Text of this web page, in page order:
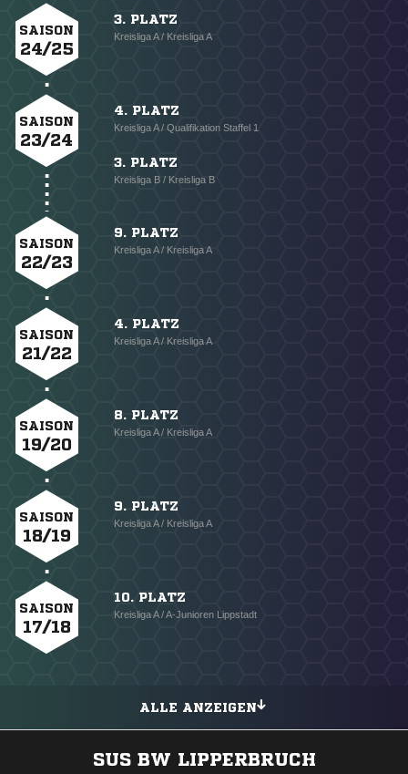
SAISON
24/25
3. PLATZ
Kreisliga A / Kreisliga A
SAISON
23/24
4. PLATZ
Kreisliga A / Qualifikation Staffel 1
3. PLATZ
Kreisliga B / Kreisliga B
SAISON
22/23
9. PLATZ
Kreisliga A / Kreisliga A
SAISON
21/22
4. PLATZ
Kreisliga A / Kreisliga A
SAISON
19/20
8. PLATZ
Kreisliga A / Kreisliga A
SAISON
18/19
9. PLATZ
Kreisliga A / Kreisliga A
SAISON
17/18
10. PLATZ
Kreisliga A / A-Junioren Lippstadt
ALLE ANZEIGEN
SUS BW LIPPERBRUCH